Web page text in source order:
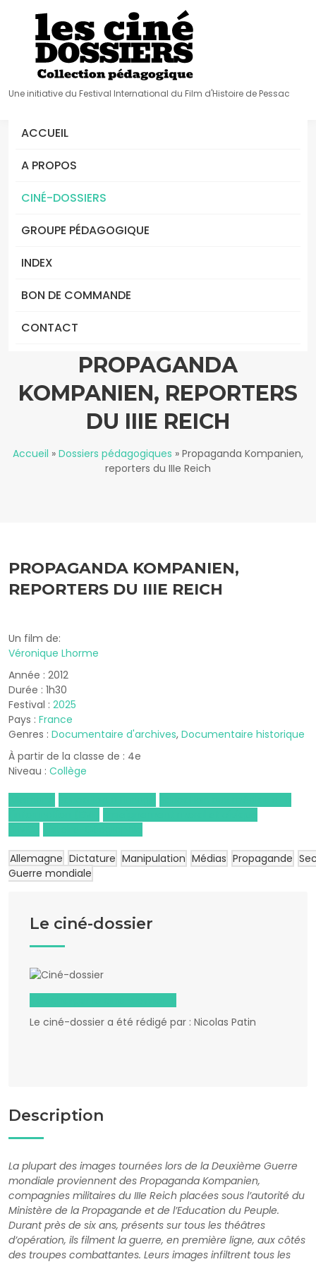
Une initiative du Festival International du Film d'Histoire de Pessac
ACCUEIL
A PROPOS
CINÉ-DOSSIERS
GROUPE PÉDAGOGIQUE
INDEX
BON DE COMMANDE
CONTACT
PROPAGANDA
KOMPANIEN, REPORTERS
DU IIIE REICH
Accueil » Dossiers pédagogiques » Propaganda Kompanien,
reporters du IIIe Reich
PROPAGANDA KOMPANIEN,
REPORTERS DU IIIE REICH
Un film de:
Véronique Lhorme
Année : 2012
Durée : 1h30
Festival : 2025
Pays : France
Genres : Documentaire d'archives, Documentaire historique
À partir de la classe de : 4e
Niveau : Collège
Allemagne Dictature Manipulation Médias Propagande
Guerre mondiale
Le ciné-dossier
Le ciné-dossier a été rédigé par : Nicolas Patin
Description
La plupart des images tournées lors de la Deuxième Guerre
mondiale proviennent des Propaganda Kompanien,
compagnies militaires du IIIe Reich placées sous l’autorité du
Ministère de la Propagande et de l’Education du Peuple.
Durant près de six ans, présents sur tous les théâtres
d’opération, ils filment la guerre, en première ligne, aux côtés
des troupes combattantes. Leurs images infiltrent tous les